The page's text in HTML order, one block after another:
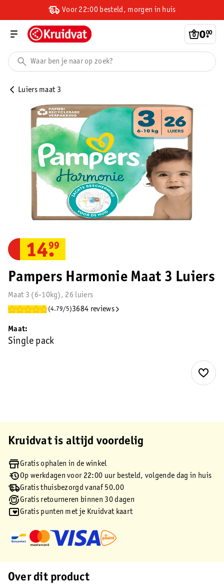
Voor 22:00 besteld, morgen in huis
0.
00
Luiers maat 3
Pampers Harmonie Maat 3 Luiers
Maat 3 (6-10kg), 26 luiers
(4.79/5)3684 reviews
14.
99
Maat
Single pack
Kruidvat is altijd voordelig
Gratis ophalen in de winkel
Op werkdagen voor 22:00 uur besteld, volgende dag in huis
Gratis thuisbezorgd vanaf 50.00
Gratis retourneren binnen 30 dagen
Gratis punten met je Kruidvat kaart
Over dit product